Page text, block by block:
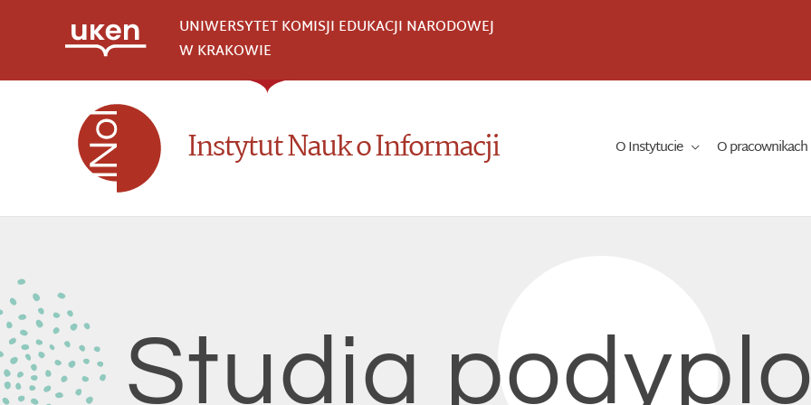
UNIWERSYTET KOMISJI EDUKACJI NARODOWEJ
W KRAKOWIE
Instytut Nauk o Informacji O Instytucie O pracownikach
Studia